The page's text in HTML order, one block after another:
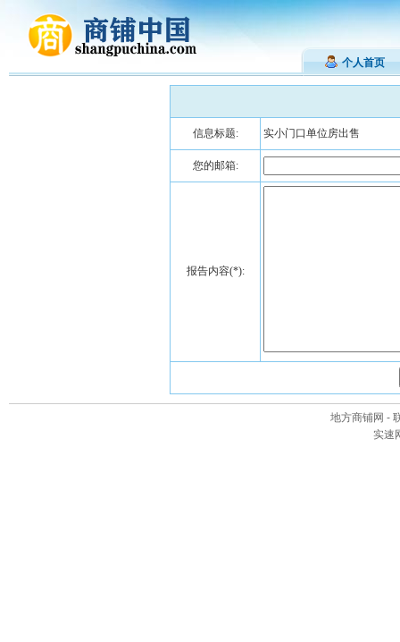
个人首页
信息标题: 实小门口单位房出售
您的邮箱:
报告内容(*):
地方商铺网 -
实速